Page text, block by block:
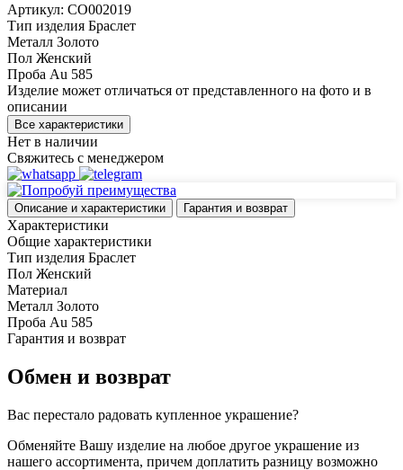
Артикул: СО002019
Тип изделия Браслет
Металл Золото
Пол Женский
Проба Au 585
Изделие может отличаться от представленного на фото и в
описании
Все характеристики
Нет в наличии
Свяжитесь с менеджером
Описание и характеристики Гарантия и возврат
Характеристики
Общие характеристики
Тип изделия Браслет
Пол Женский
Материал
Металл Золото
Проба Au 585
Гарантия и возврат
Обмен и возврат
Вас перестало радовать купленное украшение?
Обменяйте Вашу изделие на любое другое украшение из
нашего ассортимента, причем доплатить разницу возможно